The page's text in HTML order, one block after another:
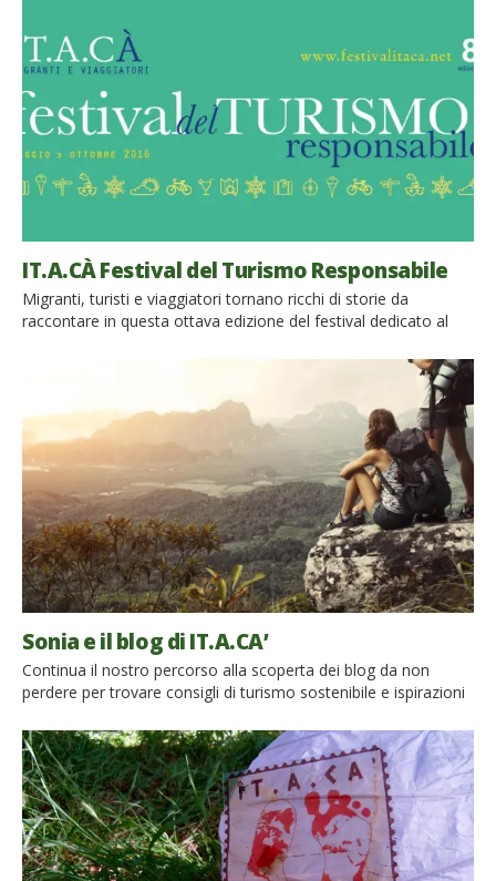
IT.A.CÀ Festival del Turismo Responsabile
Migranti, turisti e viaggiatori tornano ricchi di storie da
raccontare in questa ottava edizione del festival dedicato al
8 anni Torna anche quest’anno IT.A.CA’, il festival del turismo
responsabile giunto ormai alla sua ottava edizione. Una vera e
propria opportunità per scambiare esperienze, raccontare
viaggi e riflettere sulle […]
Sonia e il blog di IT.A.CA’
Continua il nostro percorso alla scoperta dei blog da non
perdere per trovare consigli di turismo sostenibile e ispirazioni
occupa del blog di IT.A.CA’, il primo e unico festival del turismo
responsabile in Italia. Il blog, come ci spiega Sonia, nasce dal
desiderio di promuovere i viaggi lenti e sostenibili anche […]